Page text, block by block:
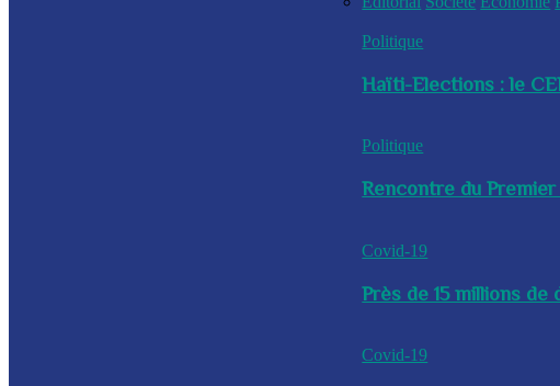
Politique
Haïti-Elections : le
Politique
Rencontre du
Covid-19
Près de 15 millions
Covid-19